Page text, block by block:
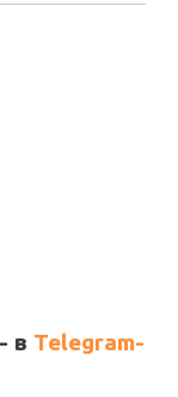
в Telegram-